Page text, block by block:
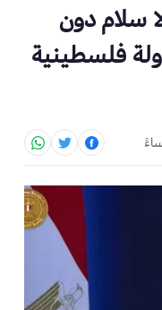
سلام دون
فلسطينية